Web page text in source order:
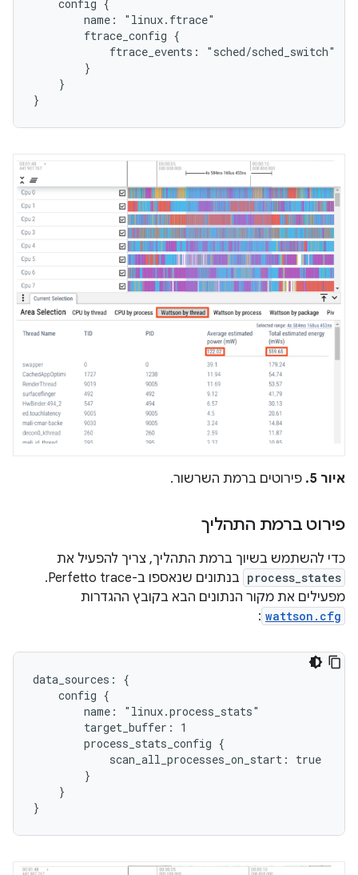
    config {
        name: "linux.ftrace"
        ftrace_config {
            ftrace_events: "sched/sched_switch"
        }
    }
איור 5. פירוטים ברמת השרשור.
פירוט ברמת התהליך
כדי להשתמש בשיוך ברמת התהליך, צריך להפעיל את
process_states
בנתונים שנאספו ב-Perfetto trace.
מפעילים את מקור הנתונים הבא בקובץ ההגדרות
wattson.cfg
:
data_sources: {
    config {
        name: "linux.process_stats"
        target_buffer: 1
        process_stats_config {
            scan_all_processes_on_start: true
        }
    }